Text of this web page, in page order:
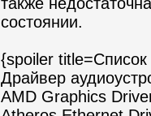
состоянии.
{spoiler
Драйвер
AMD Graphics